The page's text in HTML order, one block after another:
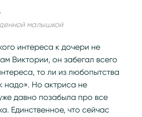
малышкой
интереса к дочери не
Виктории, он забегал всего
то ли из любопытства
надо». Но актриса не
давно позабыла про все
Единственное, что сейчас